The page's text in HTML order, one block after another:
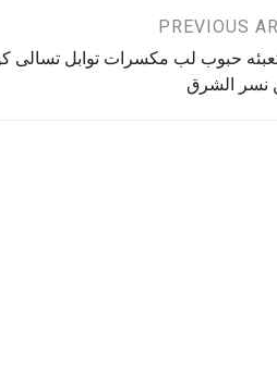
PREVIOUS
تعبئه حبوب لب مكسرات توابل تسالى